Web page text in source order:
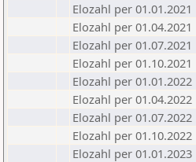
Elozahl per 01.01.2021
Elozahl per 01.04.2021
Elozahl per 01.07.2021
Elozahl per 01.10.2021
Elozahl per 01.01.2022
Elozahl per 01.04.2022
Elozahl per 01.07.2022
Elozahl per 01.10.2022
Elozahl per 01.01.2023